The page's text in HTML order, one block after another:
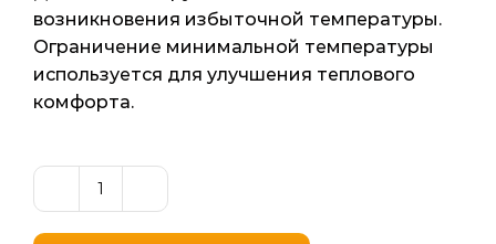
возникновения избыточной температуры.
Ограничение минимальной температуры
используется для улучшения теплового
комфорта.
Количество
товара